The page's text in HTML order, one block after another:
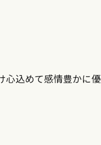
込めて感情豊かに